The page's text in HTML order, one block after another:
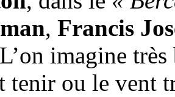
, Francis
imagine
tenir ou le vent